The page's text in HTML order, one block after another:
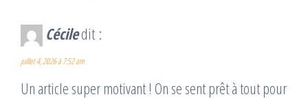
Céciledit :
juillet 4, 2026 à 7:52 am
Un article super motivant ! On se sent prêt à tout pour